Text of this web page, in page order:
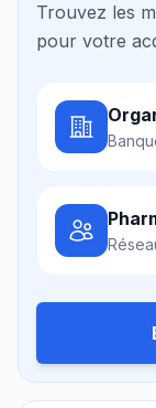
Trouvez les
pour votre